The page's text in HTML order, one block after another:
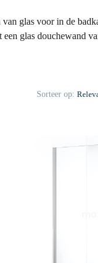
glas voor in de
glas douchewand
Sorteer op: